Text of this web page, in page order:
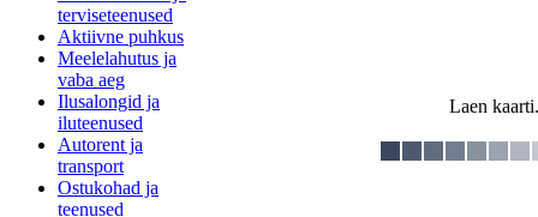
terviseteenused
Aktiivne puhkus
Meelelahutus ja
vaba aeg
Ilusalongid ja
iluteenused
Autorent ja
transport
Ostukohad ja
teenused
Laen